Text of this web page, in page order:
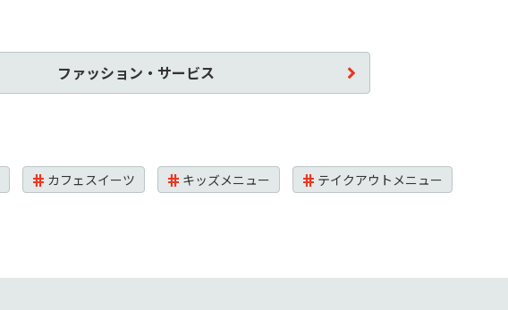
ファッション・サービス
カフェスイーツ キッズメニュー
テイクアウトメニュー